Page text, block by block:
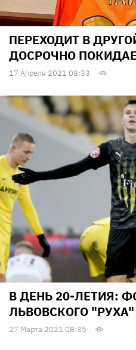
ПЕРЕХОДИТ В
ДОСРОЧНО
17 Апреля 2021 08:33
В ДЕНЬ 20-ЛЕТИЯ:
ЛЬВОВСКОГО
27 Марта 2021 08:35